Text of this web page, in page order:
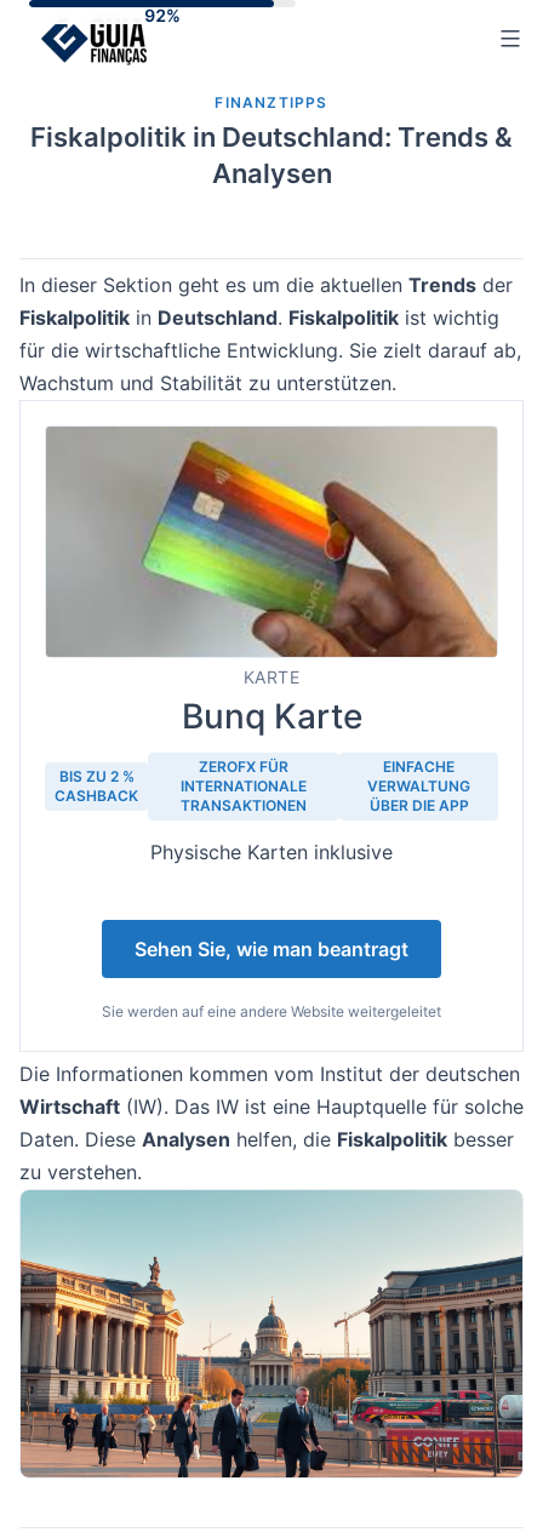
FINANZTIPPS
Fiskalpolitik in Deutschland: Trends &
Analysen
In dieser Sektion geht es um die aktuellen Trends der
Fiskalpolitik in Deutschland. Fiskalpolitik ist wichtig
für die wirtschaftliche Entwicklung. Sie zielt darauf ab,
Wachstum und Stabilität zu unterstützen.
KARTE
Bunq Karte
BIS ZU 2 %
CASHBACK
ZEROFX FÜR
INTERNATIONALE
TRANSAKTIONEN
EINFACHE
VERWALTUNG
ÜBER DIE APP
Physische Karten inklusive
Sehen Sie, wie man beantragt
Sie werden auf eine andere Website weitergeleitet
Die Informationen kommen vom Institut der deutschen
Wirtschaft (IW). Das IW ist eine Hauptquelle für solche
Daten. Diese Analysen helfen, die Fiskalpolitik besser
zu verstehen.